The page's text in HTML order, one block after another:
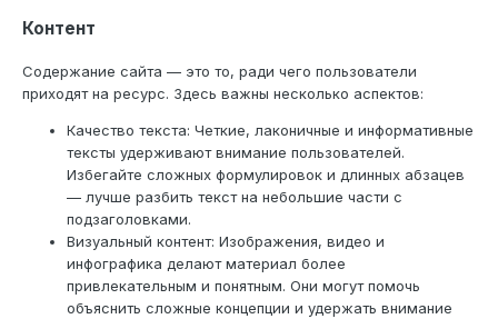
Контент
Содержание сайта — это то, ради чего пользователи
приходят на ресурс. Здесь важны несколько аспектов:
Качество текста: Четкие, лаконичные и информативные
тексты удерживают внимание пользователей.
Избегайте сложных формулировок и длинных абзацев
— лучше разбить текст на небольшие части с
подзаголовками.
Визуальный контент: Изображения, видео и
инфографика делают материал более
привлекательным и понятным. Они могут помочь
объяснить сложные концепции и удержать внимание